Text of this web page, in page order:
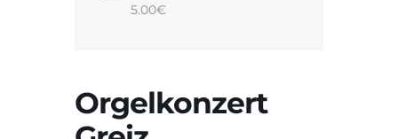
5.00€
Orgelkonzert